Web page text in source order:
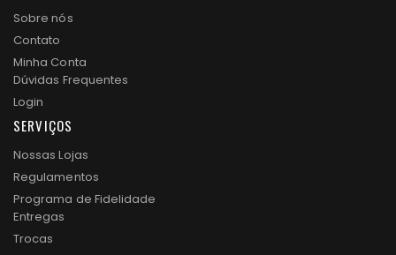
Sobre nós
Contato
Minha Conta
Dúvidas Frequentes
Login
SERVIÇOS
Nossas Lojas
Regulamentos
Programa de Fidelidade
Entregas
Trocas